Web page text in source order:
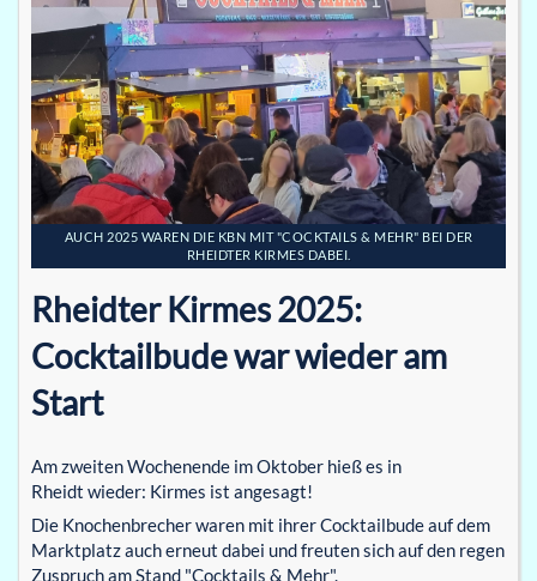
AUCH 2025 WAREN DIE KBN MIT "COCKTAILS & MEHR" BEI DER
RHEIDTER KIRMES DABEI.
Rheidter Kirmes 2025:
Cocktailbude war wieder am
Start
Am zweiten Wochenende im Oktober hieß es in
Rheidt wieder: Kirmes ist angesagt!
Die Knochenbrecher waren mit ihrer Cocktailbude auf dem
Marktplatz auch erneut dabei und freuten sich auf den regen
Zuspruch am Stand "Cocktails & Mehr".